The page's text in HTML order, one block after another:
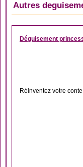
Autres
Déguisement
Réinventez votre